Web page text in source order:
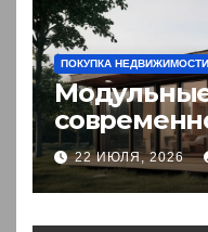
ПОКУПКА НЕДВИЖИМОСТИ
22 ИЮЛЯ, 2026